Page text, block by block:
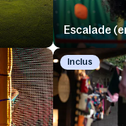
Escalade
Inclus